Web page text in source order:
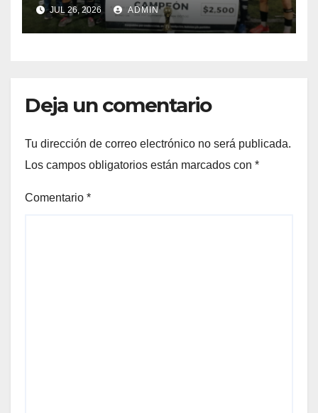
JUL 26, 2026 ADMIN
Deja un comentario
Tu dirección de correo electrónico no será publicada.
Los campos obligatorios están marcados con *
Comentario *